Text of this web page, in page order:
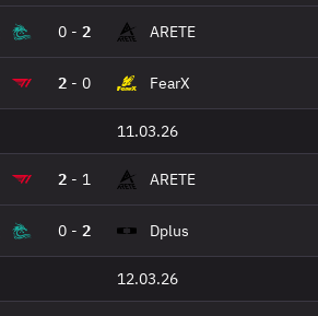
0 - 2 ARETE
2 - 0 FearX
11.03.26
2 - 1 ARETE
0 - 2 Dplus
12.03.26